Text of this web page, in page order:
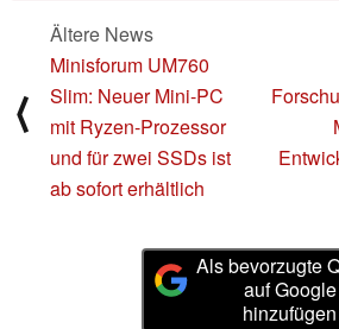
⟨
Ältere News
Minisforum UM760
Slim: Neuer Mini-PC
mit Ryzen-Prozessor
und für zwei SSDs ist
ab sofort erhältlich
Als bevorzugte
auf Google
hinzufügen